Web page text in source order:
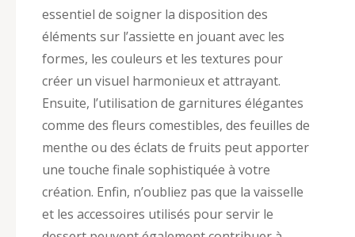
essentiel de soigner la disposition des
éléments sur l’assiette en jouant avec les
formes, les couleurs et les textures pour
créer un visuel harmonieux et attrayant.
Ensuite, l’utilisation de garnitures élégantes
comme des fleurs comestibles, des feuilles de
menthe ou des éclats de fruits peut apporter
une touche finale sophistiquée à votre
création. Enfin, n’oubliez pas que la vaisselle
et les accessoires utilisés pour servir le